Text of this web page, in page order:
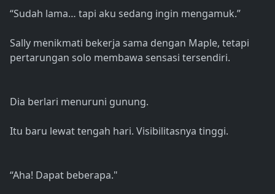
“Sudah lama… tapi aku sedang ingin mengamuk.”
Sally menikmati bekerja sama dengan Maple, tetapi
pertarungan solo membawa sensasi tersendiri.
Dia berlari menuruni gunung.
Itu baru lewat tengah hari. Visibilitasnya tinggi.
“Aha! Dapat beberapa."